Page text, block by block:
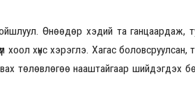
Өнөөдөр хэдий та ганцаардаж,
хүнс хэрэглэ. Хагас боловсруулсан,
төлөвлөгөө нааштайгаар шийдэгдэх